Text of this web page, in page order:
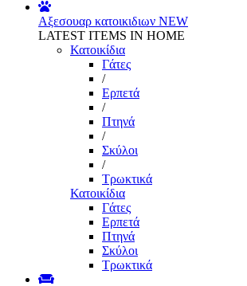
Αξεσουαρ κατοικιδιων NEW
LATEST ITEMS IN HOME
Κατοικίδια
Γάτες
/
Ερπετά
/
Πτηνά
/
Σκύλοι
/
Τρωκτικά
Κατοικίδια
Γάτες
Ερπετά
Πτηνά
Σκύλοι
Τρωκτικά